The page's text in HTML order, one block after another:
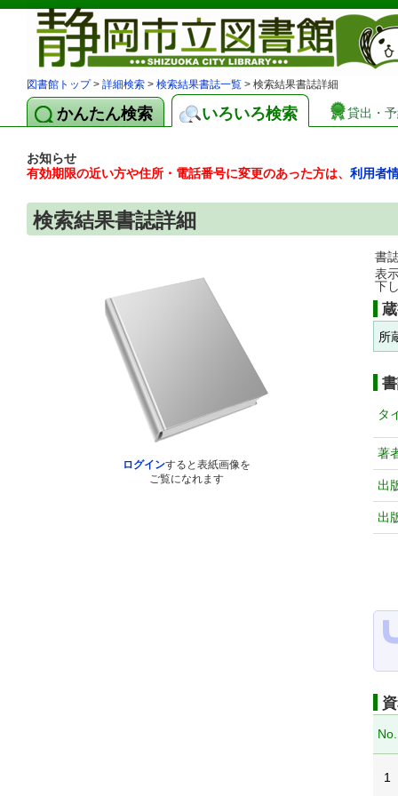
図書館トップ> 詳細検索 > 検索結果書誌一覧 > 検索結果書誌詳細
かんたん検索 いろいろ検索 貸出・
お知らせ
有効期限の近い方や住所・電話番号に変更のあった方は、 利用者
検索結果書誌詳細
ログインすると表紙画像を
ご覧になれます
書
表
下
所
タ
著
出
出
No.
1